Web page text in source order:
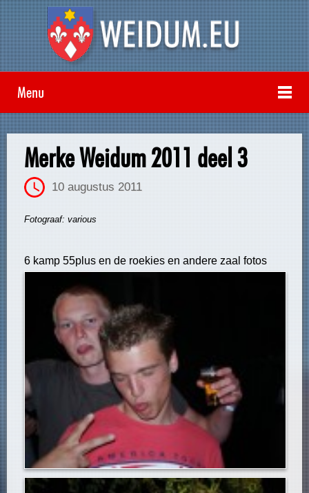
Menu
Merke Weidum 2011 deel 3
10 augustus 2011
Fotograaf: various
6 kamp 55plus en de roekies en andere zaal fotos